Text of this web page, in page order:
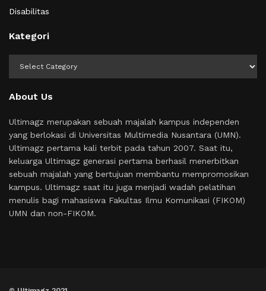
Disabilitas
Kategori
About Us
Ultimagz merupakan sebuah majalah kampus independen
yang berlokasi di Universitas Multimedia Nusantara (UMN).
Ultimagz pertama kali terbit pada tahun 2007. Saat itu,
keluarga Ultimagz generasi pertama berhasil menerbitkan
sebuah majalah yang bertujuan membantu mempromosikan
kampus. Ultimagz saat itu juga menjadi wadah pelatihan
menulis bagi mahasiswa Fakultas Ilmu Komunikasi (FIKOM)
UMN dan non-FIKOM.